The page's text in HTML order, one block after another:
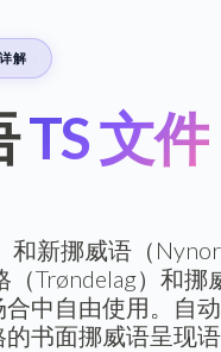
解
TS 文件
新挪威语（
Trøndelag）和挪
中自由使用。自
书面挪威语呈现语